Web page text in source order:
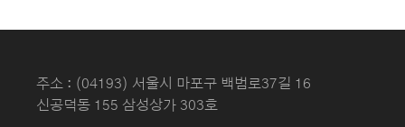
주소 : (04193) 서울시 마포구 백범로37길 16
신공덕동 155 삼성상가 303호